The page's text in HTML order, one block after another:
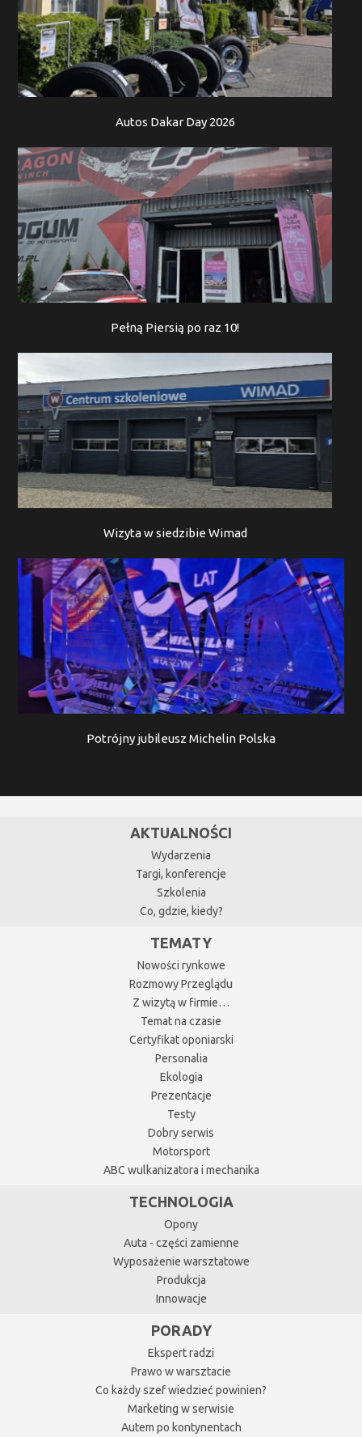
Autos Dakar Day 2026
Pełną Piersią po raz 10!
Wizyta w siedzibie Wimad
Potrójny jubileusz Michelin Polska
AKTUALNOŚCI
Wydarzenia
Targi, konferencje
Szkolenia
Co, gdzie, kiedy?
TEMATY
Nowości rynkowe
Rozmowy Przeglądu
Z wizytą w firmie…
Temat na czasie
Certyfikat oponiarski
Personalia
Ekologia
Prezentacje
Testy
Dobry serwis
Motorsport
ABC wulkanizatora i mechanika
TECHNOLOGIA
Opony
Auta - części zamienne
Wyposażenie warsztatowe
Produkcja
Innowacje
PORADY
Ekspert radzi
Prawo w warsztacie
Co każdy szef wiedzieć powinien?
Marketing w serwisie
Autem po kontynentach